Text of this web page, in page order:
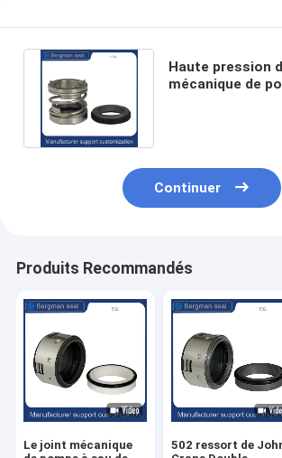
Haute pression
mécanique de
Continuer
Produits Recommandés
Le joint mécanique
502 ressort de